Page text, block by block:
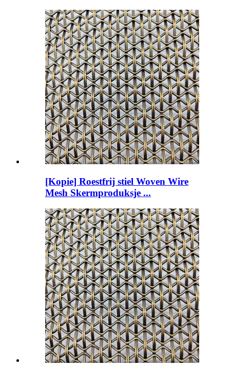
[Kopie] Roestfrij stiel Woven Wire
Mesh Skermproduksje ...